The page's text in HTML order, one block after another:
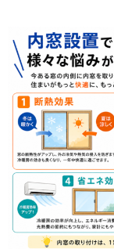
戸建住宅リフォーム
マンションリフォーム
福岡リフォーム補助
対応
窓リフォーム（内窓
内窓リフォーム